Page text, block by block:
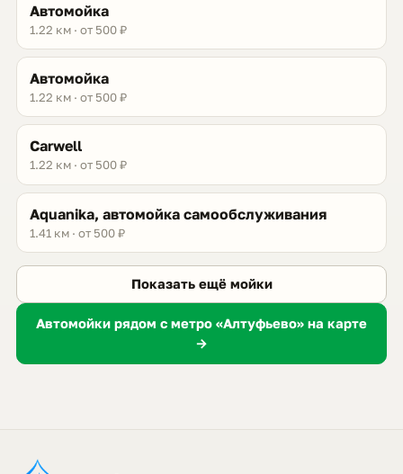
Автомойка
1.22 км · от 500 ₽
Автомойка
1.22 км · от 500 ₽
Carwell
1.22 км · от 500 ₽
Aquanika, автомойка самообслуживания
1.41 км · от 500 ₽
Показать ещё мойки
Автомойки рядом с метро «Алтуфьево» на карте
→